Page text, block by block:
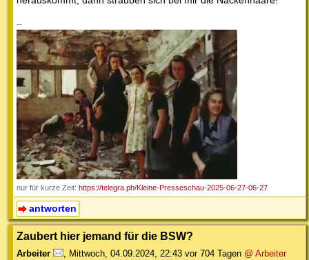
--
nur für kurze Zeit: https://telegra.ph/Kleine-Presseschau-2025-06-27-06-27
antworten
Zaubert hier jemand für die BSW?
Arbeiter Mittwoch, 04.09.2024, 22:43 vor 704 Tagen @ Arbeiter